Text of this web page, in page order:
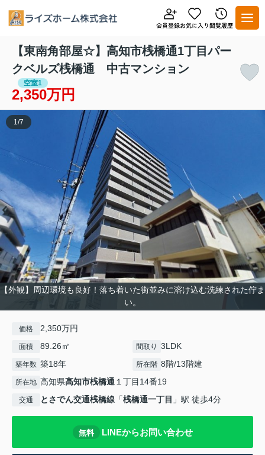
【東南角部屋☆】高知市桟橋通1丁目パー
クベルズ桟橋通 中古マンション
空室1
2,350万円
【外観】周辺環境も良好！落ち着いた街並みに溶け込む洗練された佇ま
い。
1/7
価格 2,350万円
面積 89.26㎡ 間取り 3LDK
築年数 築18年 所在階 8階/13階建
所在地 高知県高知市桟橋通１丁目14番19
交通 とさでん交通桟橋線 「桟橋通一丁目 」駅 徒歩4分
無料 LINEからお問い合わせ